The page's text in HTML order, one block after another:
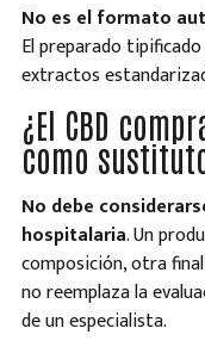
No es el formato
El preparado
extractos
¿El CBD
como
No debe
hospitalaria. Un
composición, otra
no reemplaza la
de un especialista.